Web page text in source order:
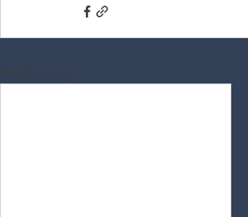
Aktuelle Beiträge